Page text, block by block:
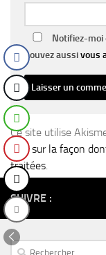
Notifiez-moi
pouvez aussivous
Ce site utilise
plus sur la façon
traitées.
SUIVRE :
Rechercher :